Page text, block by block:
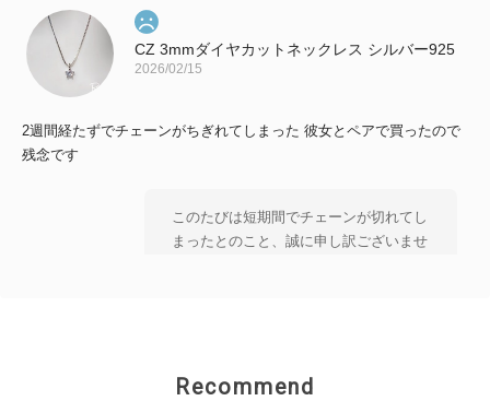
CZ 3mmダイヤカットネックレス シルバー925
2026/02/15
2週間経たずでチェーンがちぎれてしまった 彼女とペアで買ったので
残念です
このたびは短期間でチェーンが切れてし
まったとのこと、誠に申し訳ございませ
がショップのお問い合わせよりご連絡い
Recommend